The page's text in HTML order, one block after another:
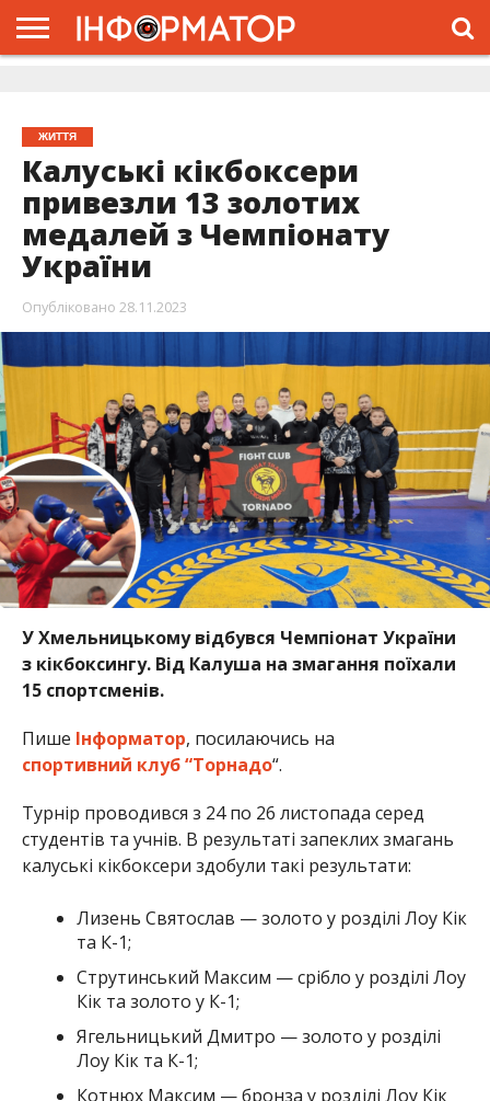
ЖИТТЯ
Калуські кікбоксери
привезли 13 золотих
медалей з Чемпіонату
України
Опубліковано 28.11.2023
У Хмельницькому відбувся Чемпіонат України
з кікбоксингу. Від Калуша на змагання поїхали
15 спортсменів.
Пише Інформатор, посилаючись на
спортивний клуб “Торнадо“.
Турнір проводився з 24 по 26 листопада серед
студентів та учнів. В результаті запеклих змагань
калуські кікбоксери здобули такі результати:
Лизень Святослав — золото у розділі Лоу Кік
та К-1;
Струтинський Максим — срібло у розділі Лоу
Кік та золото у К-1;
Ягельницький Дмитро — золото у розділі
Лоу Кік та К-1;
Котнюх Максим — бронза у розділі Лоу Кік